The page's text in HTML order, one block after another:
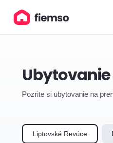
Ubytovanie
Pozrite si ubytovanie na
Liptovské Revúce